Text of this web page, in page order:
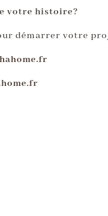
votre histoire?
démarrer votre